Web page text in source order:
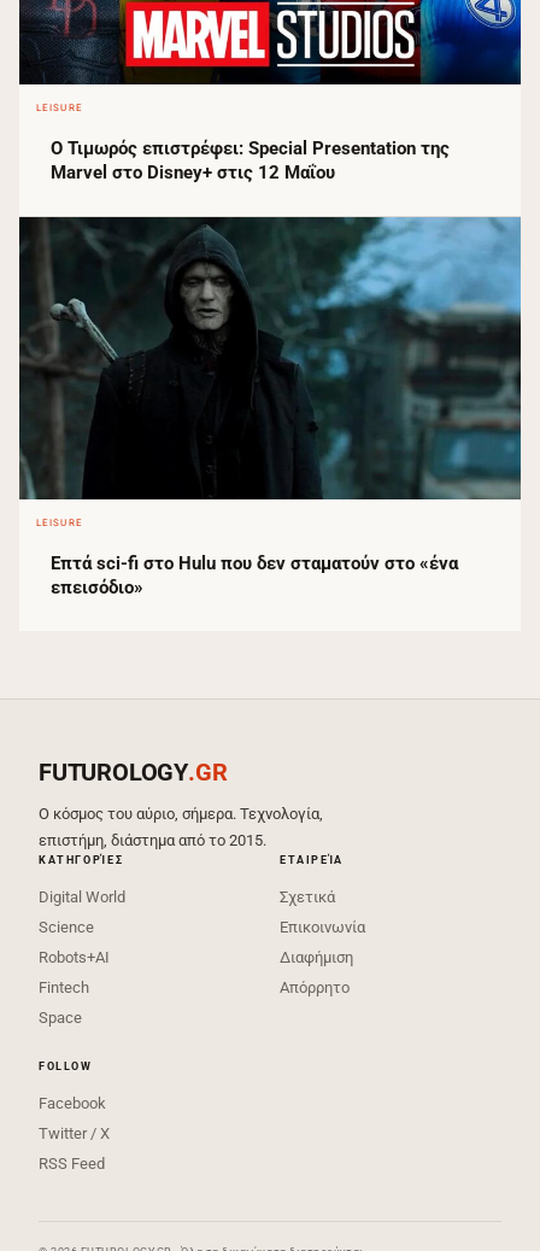
LEISURE
Ο Τιμωρός επιστρέφει: Special Presentation της
Marvel στο Disney+ στις 12 Μαΐου
LEISURE
Επτά sci‑fi στο Hulu που δεν σταματούν στο «ένα
επεισόδιο»
FUTUROLOGY.GR
Ο κόσμος του αύριο, σήμερα. Τεχνολογία,
επιστήμη, διάστημα από το 2015.
ΚΑΤΗΓΟΡΊΕΣ
Digital World
Science
Robots+AI
Fintech
Space
ΕΤΑΙΡΕΊΑ
Σχετικά
Επικοινωνία
Διαφήμιση
Απόρρητο
FOLLOW
Facebook
Twitter / X
RSS Feed